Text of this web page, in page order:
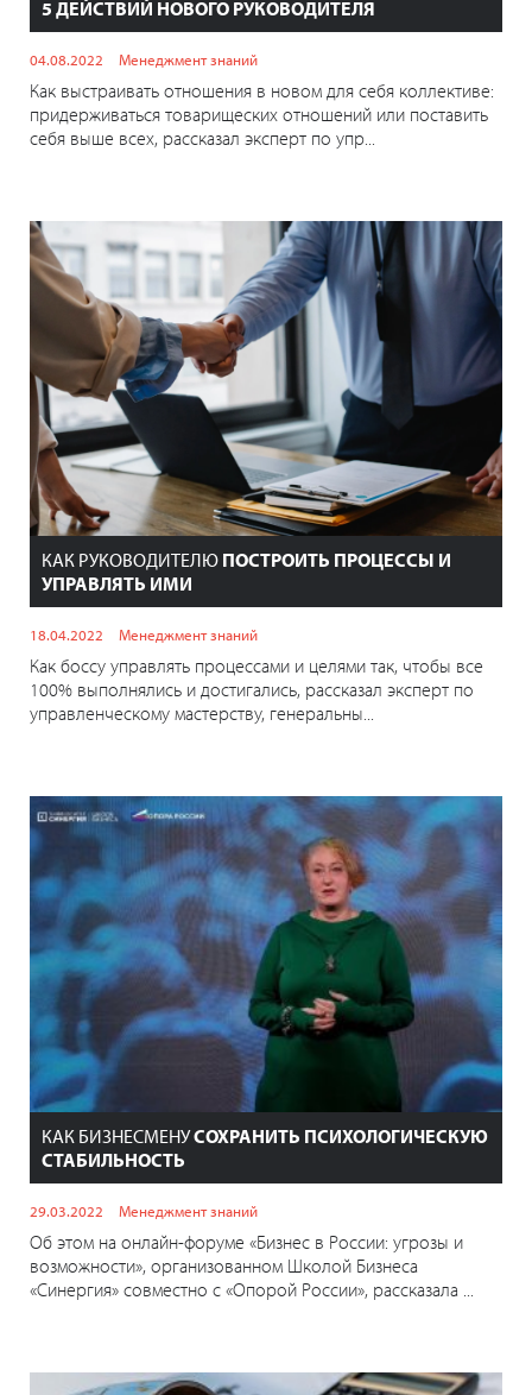
5 ДЕЙСТВИЙ НОВОГО РУКОВОДИТЕЛЯ
04.08.2022 Менеджмент знаний
Как выстраивать отношения в новом для себя коллективе:
придерживаться товарищеских отношений или поставить
себя выше всех, рассказал эксперт по упр...
КАК РУКОВОДИТЕЛЮ ПОСТРОИТЬ ПРОЦЕССЫ И
УПРАВЛЯТЬ ИМИ
18.04.2022 Менеджмент знаний
Как боссу управлять процессами и целями так, чтобы все
100% выполнялись и достигались, рассказал эксперт по
управленческому мастерству, генеральны...
КАК БИЗНЕСМЕНУСОХРАНИТЬ ПСИХОЛОГИЧЕСКУЮ
СТАБИЛЬНОСТЬ
29.03.2022 Менеджмент знаний
Об этом на онлайн-форуме «Бизнес в России: угрозы и
возможности», организованном Школой Бизнеса
«Синергия» совместно с «Опорой России», рассказала ...